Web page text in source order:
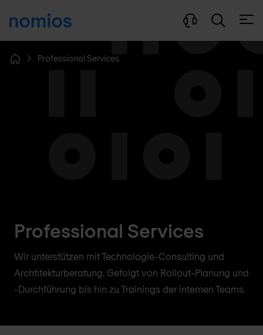
Professional Services
Professional Services
Wir unterstützen mit Technologie-Consulting und
Archtitekturberatung. Gefolgt von Rollout-Planung und
-Durchführung bis hin zu Trainings der internen Teams.